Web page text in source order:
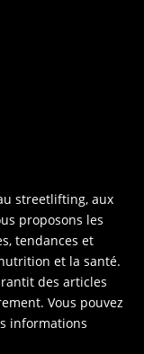
streetlifting, aux
proposons les
tendances et
et la santé.
des articles
Vous pouvez
informations